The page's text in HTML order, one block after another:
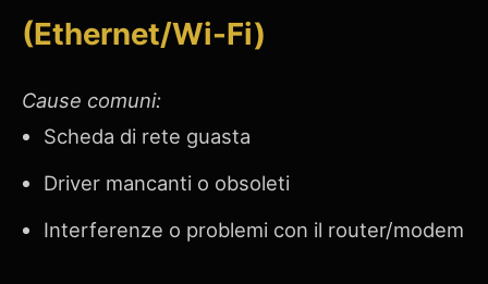
(Ethernet/Wi-Fi)
Cause comuni:
Scheda di rete guasta
Driver mancanti o obsoleti
Interferenze o problemi con il router/modem